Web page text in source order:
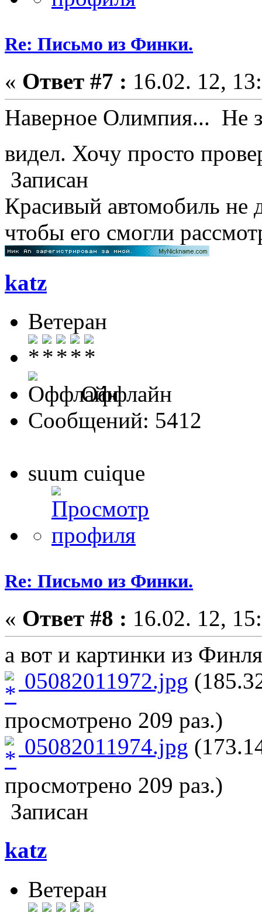
Re: Письмо из Финки.
« Ответ #7 : 16.02. 12,
Наверное Олимпия... Не
видел. Хочу просто
Записан
Красивый автомобиль не
чтобы его смогли
katz
Ветеран
Оффлайн
Сообщений: 5412
suum cuique
Re: Письмо из Финки.
« Ответ #8 : 16.02. 12,
а вот и картинки из
05082011972.jpg
просмотрено 209 раз.)
05082011974.jpg
просмотрено 209 раз.)
Записан
katz
Ветеран